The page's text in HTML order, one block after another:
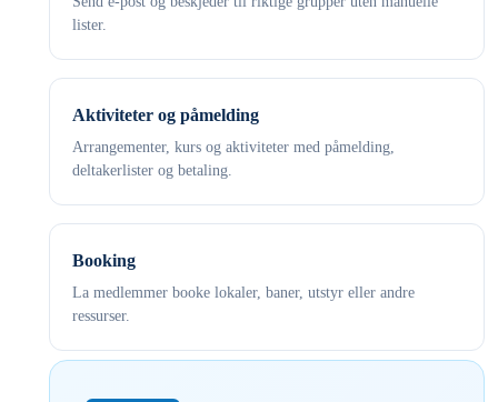
lister.
Aktiviteter og påmelding
Arrangementer, kurs og aktiviteter med påmelding,
deltakerlister og betaling.
Booking
La medlemmer booke lokaler, baner, utstyr eller andre
ressurser.